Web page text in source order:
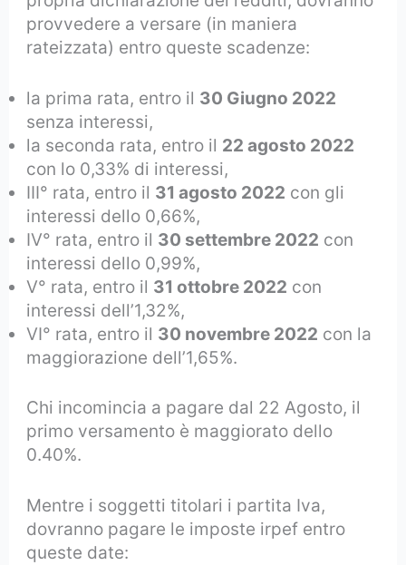
provvedere a versare (in maniera
rateizzata) entro queste scadenze:
la prima rata, entro il 30 Giugno 2022
senza interessi,
la seconda rata, entro il 22 agosto 2022
con lo 0,33% di interessi,
III° rata, entro il 31 agosto 2022 con gli
interessi dello 0,66%,
IV° rata, entro il 30 settembre 2022 con
interessi dello 0,99%,
V° rata, entro il 31 ottobre 2022 con
interessi dell’1,32%,
VI° rata, entro il 30 novembre 2022 con la
maggiorazione dell’1,65%.
Chi incomincia a pagare dal 22 Agosto, il
primo versamento è maggiorato dello
0.40%.
Mentre i soggetti titolari i partita Iva,
dovranno pagare le imposte irpef entro
queste date: